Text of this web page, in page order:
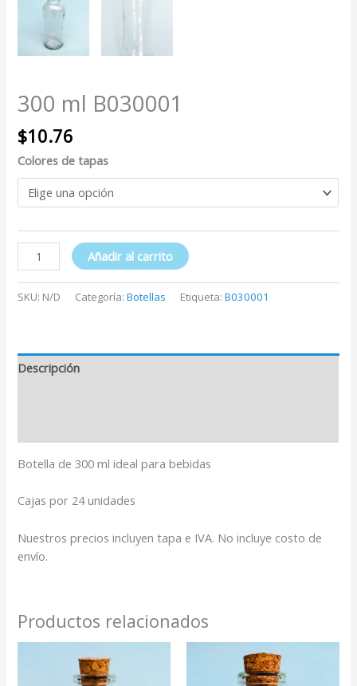
300 ml B030001
$10.76
Colores de tapas
Añadir al carrito
SKU: N/D Categoría:Botellas Etiqueta:B030001
Descripción
Botella de 300 ml ideal para bebidas
Cajas por 24 unidades
Nuestros precios incluyen tapa e IVA. No incluye costo de
envío.
Productos relacionados